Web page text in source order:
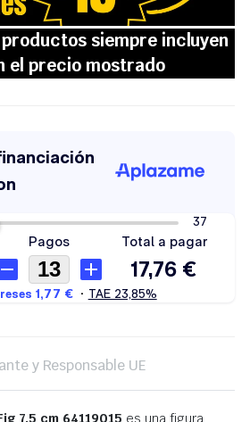
y Responsable UE
7.5 cm 64119015 es una figura